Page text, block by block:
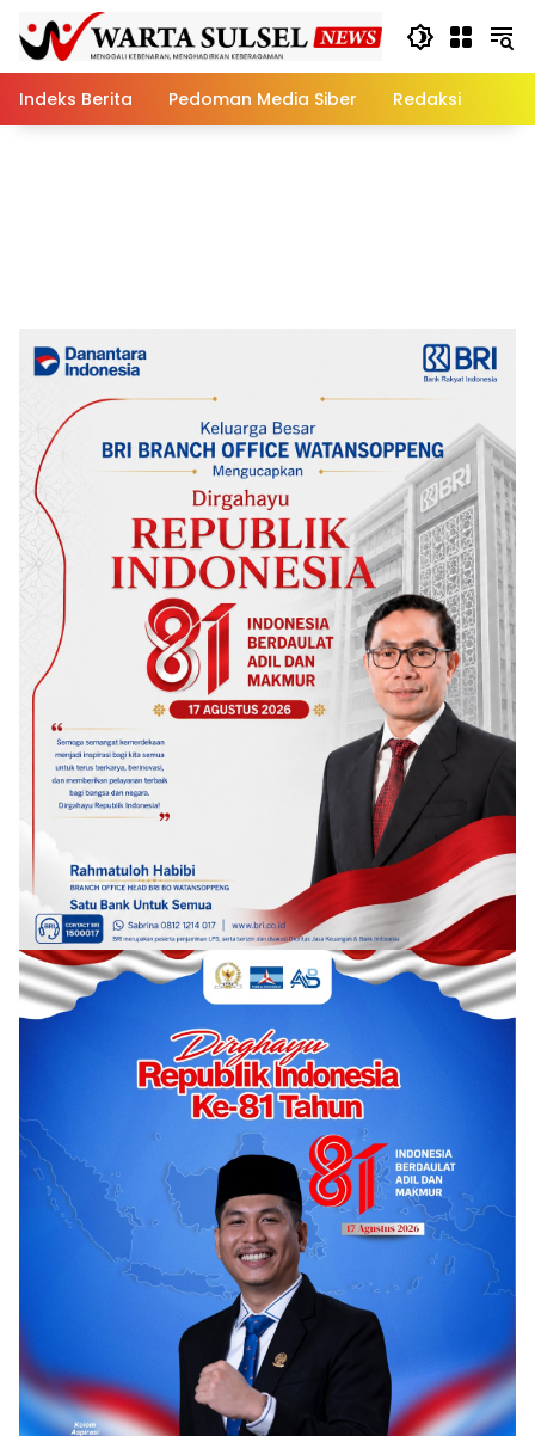
content
Indeks Berita
Pedoman Media Siber Redaksi